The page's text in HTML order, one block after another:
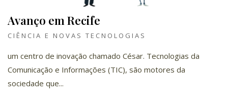
Avanço em Recife
CIÊNCIA E NOVAS TECNOLOGIAS
um centro de inovação chamado César. Tecnologias da
Comunicação e Informações (TIC), são motores da
sociedade que...